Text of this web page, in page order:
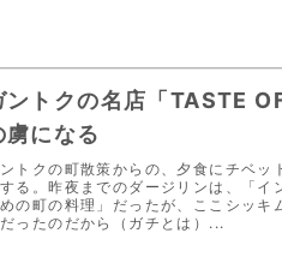
ントクの名店「TASTE
虜になる
トクの町散策からの、夕食にチベッ
る。昨夜までのダージリンは、「イ
の町の料理」だったが、ここシッ
ったのだから（ガチとは）...